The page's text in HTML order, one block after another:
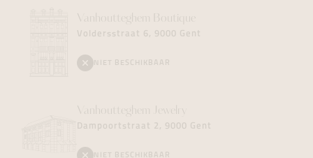
Vanhoutteghem Boutique
Voldersstraat 6, 9000 Gent
NIET BESCHIKBAAR
Vanhoutteghem Jewelry
Dampoortstraat 2, 9000 Gent
NIET BESCHIKBAAR